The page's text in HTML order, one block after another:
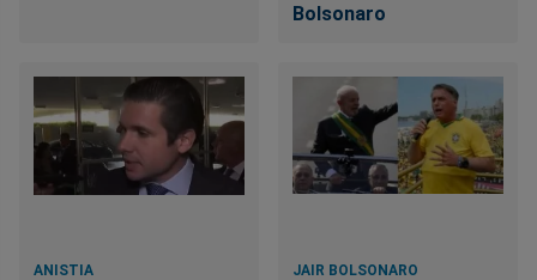
Bolsonaro
ANISTIA JAIR BOLSONARO